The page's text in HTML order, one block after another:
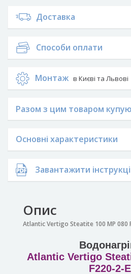
Основні характеристики
Завантажити
Доставка
Способи оплати
Монтаж в Києві та Львові
Разом з цим товаром
Опис
Atlantic Vertigo Steatite 100 MP 080
Atlantic Vertigo
F220-2-